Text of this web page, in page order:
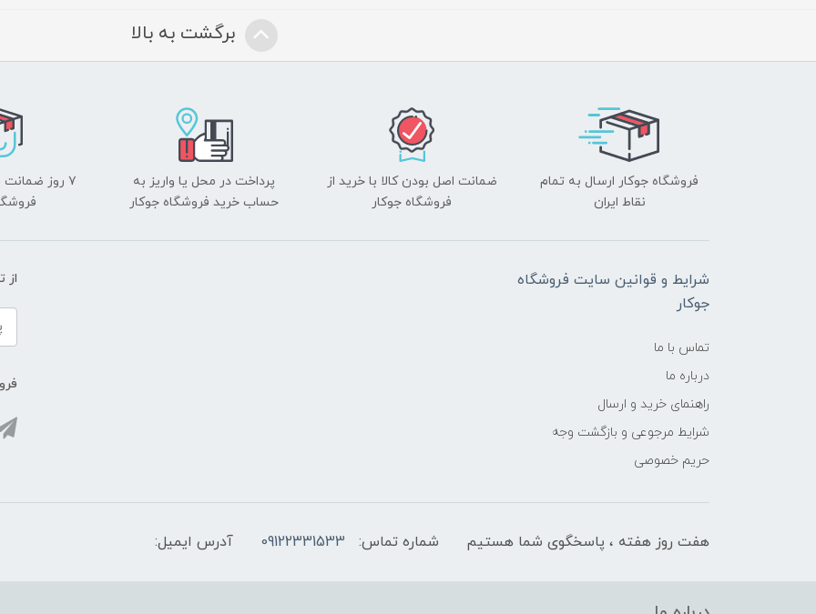
برگشت به بالا
فروشگاه جوکار ارسال به تمام
نقاط ایران
ضمانت اصل بودن کالا با خرید از
فروشگاه جوکار
پرداخت در محل یا واریز به
حساب خرید فروشگاه جوکار
۷ روز
شرایط و قوانین سایت فروشگاه
جوکار
تماس با ما
درباره ما
راهنمای خرید و ارسال
شرایط مرجوعی و بازگشت وجه
حریم خصوصی
از
هفت روز هفته ، پاسخگوی شما هستیم شماره تماس: 09122331533 آدرس ایمیل: